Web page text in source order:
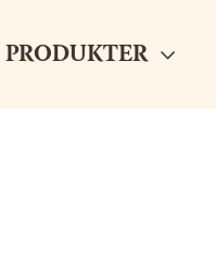
PRODUKTER